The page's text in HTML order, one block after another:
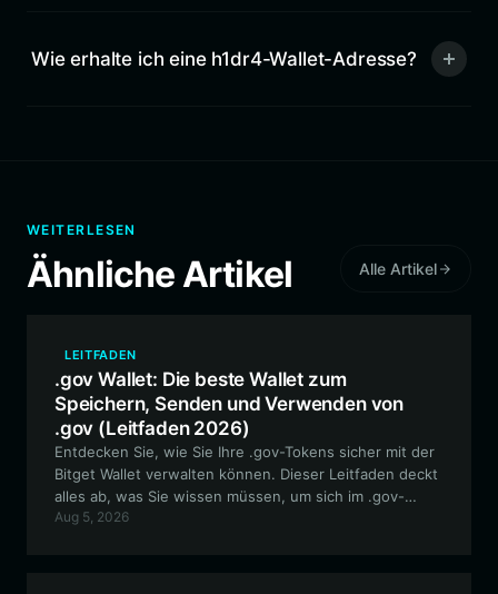
Wie erhalte ich eine h1dr4-Wallet-Adresse?
WEITERLESEN
Ähnliche Artikel Alle Artikel
LEITFADEN
.gov Wallet: Die beste Wallet zum
Speichern, Senden und Verwenden von
.gov (Leitfaden 2026)
Entdecken Sie, wie Sie Ihre .gov-Tokens sicher mit der
Bitget Wallet verwalten können. Dieser Leitfaden deckt
alles ab, was Sie wissen müssen, um sich im .gov-
Ökosystem zurechtzufinden – von der Einrichtung bis
Aug 5, 2026